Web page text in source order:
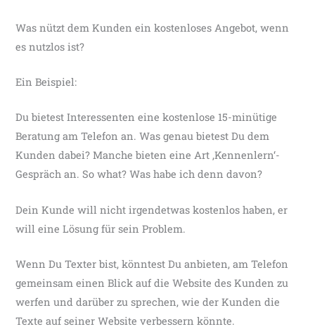
Was nützt dem Kunden ein kostenloses Angebot, wenn
es nutzlos ist?
Ein Beispiel:
Du bietest Interessenten eine kostenlose 15-minütige
Beratung am Telefon an. Was genau bietest Du dem
Kunden dabei? Manche bieten eine Art ‚Kennenlern‘-
Gespräch an. So what? Was habe ich denn davon?
Dein Kunde will nicht irgendetwas kostenlos haben, er
will eine Lösung für sein Problem.
Wenn Du Texter bist, könntest Du anbieten, am Telefon
gemeinsam einen Blick auf die Website des Kunden zu
werfen und darüber zu sprechen, wie der Kunden die
Texte auf seiner Website verbessern könnte.